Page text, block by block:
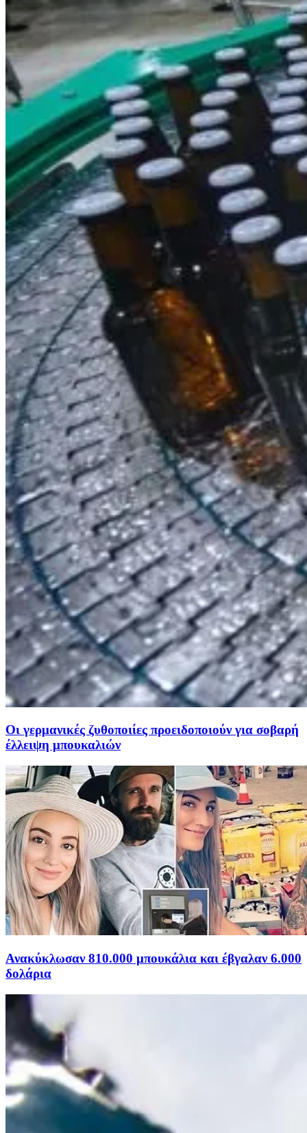
Oι γερμανικές ζυθοποιίες προειδοποιούν για σοβαρή
έλλειψη μπουκαλιών
Ανακύκλωσαν 810.000 μπουκάλια και έβγαλαν 6.000
δολάρια